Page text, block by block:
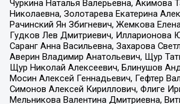
Чуркина Наталья Валерьевна, Акимова
Николаевна, Золотарева Екатерина
Рачинский Ян Збигневич, Жемкова
Гудков Лев Дмитриевич, Илларионова
Саранг Анна Васильевна, Захарова
Аверин Владимир Анатольевич, Щур
Щур Николай Алексеевич, Блинушов
Мосин Алексей Геннадьевич, Гефтер
Симонов Алексей Кириллович, Флиге
Мельникова Валентина Дмитриевна,